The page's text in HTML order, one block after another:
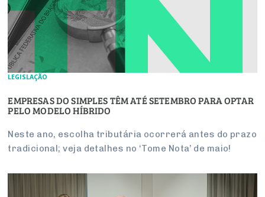
LEGISLAÇÃO
EMPRESAS DO SIMPLES TÊM ATÉ SETEMBRO PARA OPTAR
PELO MODELO HÍBRIDO
Neste ano, escolha tributária ocorrerá antes do prazo
tradicional; veja detalhes no ‘Tome Nota’ de maio!